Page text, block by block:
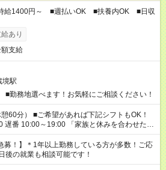
給1400円～ ■週払いOK ■扶養内OK ■日収
あり
支給
境駅
勤務地選べます！お気軽にご相談ください！
下記シフトもOK！
19:00 「家族と休みを合わせた
て夕飯の準備がしたい」 「できれば残業はし
望を教えてくださいね。 ※Wワーク希望
仕事で希望する勤務時間と、もう1つのお仕事
で週40時間を超える場合は応募できません。
募！】＊1年以上勤務している方が多数！ご応
後の就業も相談可能です！